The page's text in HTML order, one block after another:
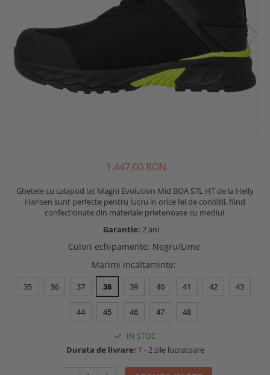
Sosete
Echipamente camuflaj
Tricouri camo
Bluze si hanorace camo
Sorturi si maneci protectie
Accesorii echipamente protectie
Curele si bretele
Alte accesorii echipamente
Echipamente specializate
Echipamente muncitori ferma
Echipamente mulgatori
Trasare si marcare
Alte unelte constructii
Fierastraie si topoare
Unelte de masurat
Unelte specializate ferma
Dispozitive fixare
Capsatoare
Consumabile scule si unelte
Lame fierastraie
Menghine si prese
1.447,00 RON
Ghetele cu calapod lat Magni Evolution Mid BOA S7L HT de la Helly
Hansen sunt perfecte pentru lucru in orice fel de conditii, fiind
confectionate din materiale prietenoase cu mediul.
Garantie: 2 ani
Culori echipamente: Negru/Lime
Marimi incaltaminte:
35 36 37 38 39 40 41 42 43
44 45 46 47 48
IN STOC
Durata de livrare: 1 - 2 zile lucratoare